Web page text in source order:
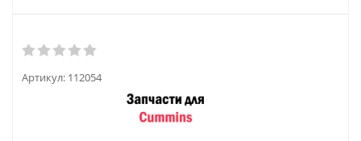
Артикул: 112054